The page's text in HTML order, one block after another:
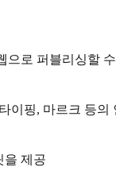
으로 퍼블리싱할
이핑, 마르크 등의
을 제공